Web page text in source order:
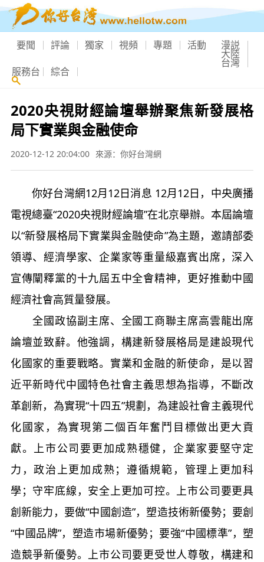
要聞 評論 獨家 視頻 專題 活動 漫説
大陸
台灣
服務台 綜合
2020央視財經論壇舉辦聚焦新發展格
局下實業與金融使命
2020-12-12 20:04:00 來源：你好台灣網
你好台灣網12月12日消息 12月12日，中央廣播
電視總臺“2020央視財經論壇”在北京舉辦。本屆論壇
以“新發展格局下實業與金融使命”為主題，邀請部委
領導、經濟學家、企業家等重量級嘉賓出席，深入
宣傳闡釋黨的十九屆五中全會精神，更好推動中國
經濟社會高質量發展。
全國政協副主席、全國工商聯主席高雲龍出席
論壇並致辭。他強調，構建新發展格局是建設現代
化國家的重要戰略。實業和金融的新使命，是以習
近平新時代中國特色社會主義思想為指導，不斷改
革創新，為實現“十四五”規劃，為建設社會主義現代
化國家，為實現第二個百年奮鬥目標做出更大貢
獻。上市公司要更加成熟穩健，企業家要堅守定
力，政治上更加成熟；遵循規範，管理上更加科
學；守牢底線，安全上更加可控。上市公司要更具
創新能力，要做“中國創造”，塑造技術新優勢；要創
“中國品牌”，塑造市場新優勢；要強“中國標準”，塑
造競爭新優勢。上市公司要更受世人尊敬，構建和